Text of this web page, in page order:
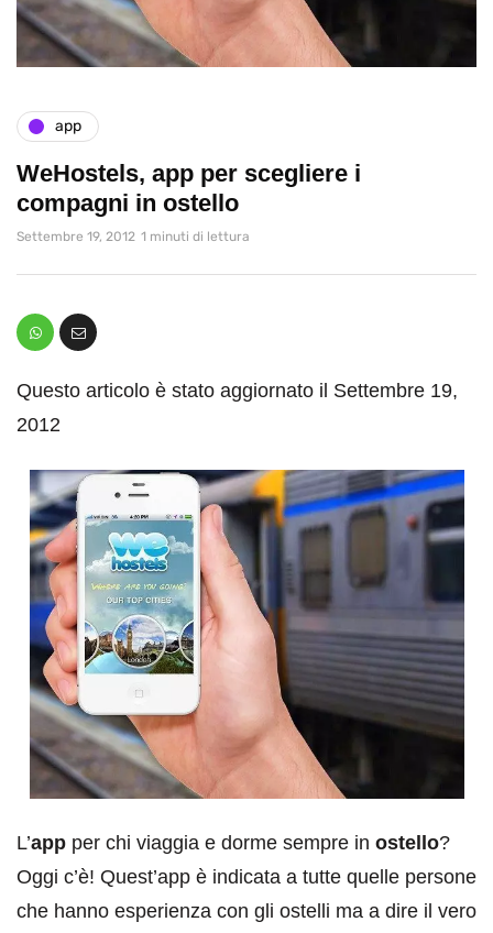
app
WeHostels, app per scegliere i
compagni in ostello
Settembre 19, 2012 1 minuti di lettura
Questo articolo è stato aggiornato il Settembre 19,
2012
L’app per chi viaggia e dorme sempre in ostello?
Oggi c’è! Quest’app è indicata a tutte quelle persone
che hanno esperienza con gli ostelli ma a dire il vero